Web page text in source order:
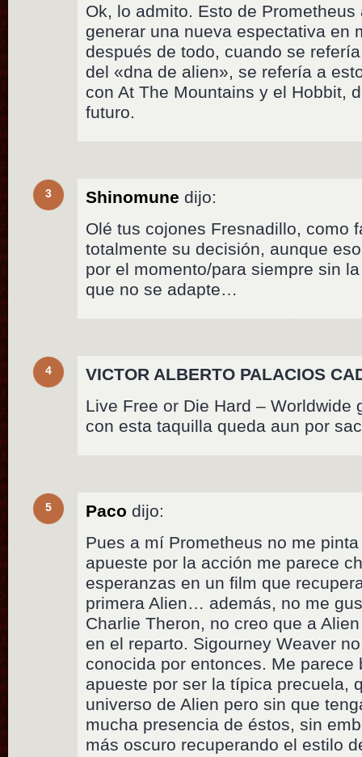
Ok, lo admito. Esto de
generar una nueva espectativa en
después de todo, cuando se
del «dna de alien», se refería a
con At The Mountains y el Hobbit,
futuro.
3 Shinomune dijo:
Olé tus cojones Fresnadillo, como
totalmente su decisión, aunque
por el momento/para siempre sin
que no se adapte…
4
VICTOR ALBERTO PALACIOS
Live Free or Die Hard – Worldwide
con esta taquilla queda aun por
5 Paco dijo:
Pues a mí Prometheus no me
apueste por la acción me parece
esperanzas en un film que
primera Alien… además, no me
Charlie Theron, no creo que a
en el reparto. Sigourney Weaver
conocida por entonces. Me parece
apueste por ser la típica precuela,
universo de Alien pero sin que
mucha presencia de éstos, sin
más oscuro recuperando el estilo